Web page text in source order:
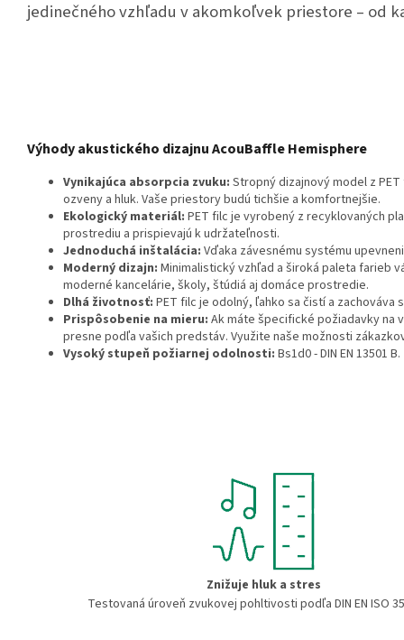
jedinečného vzhľadu v akomkoľvek priestore – od
Výhody akustického dizajnu AcouBaffle Hemisphere
Vynikajúca absorpcia zvuku: Stropný dizajnový model z
ozveny a hluk. Vaše priestory budú tichšie a komfortnejšie.
Ekologický materiál: PET filc je vyrobený z recyklovaných
prostrediu a prispievajú k udržateľnosti.
Jednoduchá inštalácia: Vďaka závesnému systému
Moderný dizajn: Minimalistický vzhľad a široká paleta farieb
moderné kancelárie, školy, štúdiá aj domáce prostredie.
Dlhá životnosť: PET filc je odolný, ľahko sa čistí a
Prispôsobenie na mieru: Ak máte špecifické požiadavky na
presne podľa vašich predstáv. Využite naše možnosti
Vysoký stupeň požiarnej odolnosti: Bs1d0 - DIN EN 13501 B.
Znižuje hluk a stres
Testovaná úroveň zvukovej pohltivosti podľa DIN EN ISO